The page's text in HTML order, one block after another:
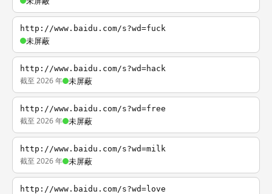
http://www.baidu.com/s?wd=fuck
未屏蔽
http://www.baidu.com/s?wd=hack
截至 2026 年 未屏蔽
http://www.baidu.com/s?wd=free
截至 2026 年 未屏蔽
http://www.baidu.com/s?wd=milk
截至 2026 年 未屏蔽
http://www.baidu.com/s?wd=love